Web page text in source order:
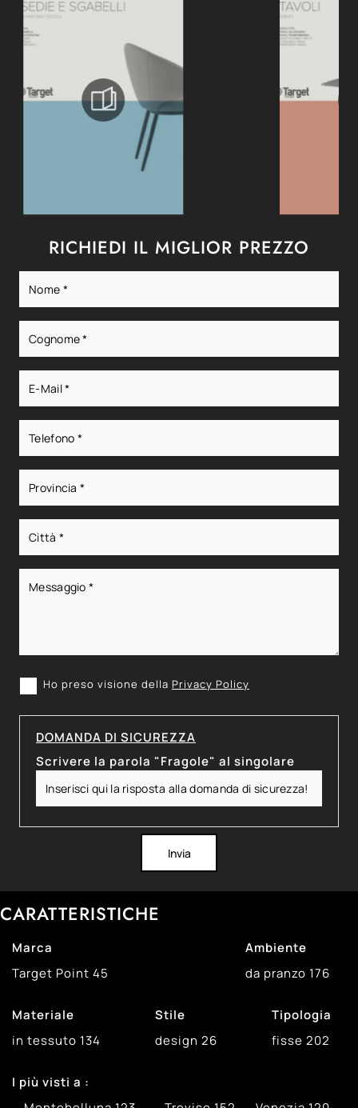
RICHIEDI IL MIGLIOR PREZZO
Ho preso visione della Privacy Policy
DOMANDA DI SICUREZZA
Scrivere la parola "Fragole" al singolare
Invia
CARATTERISTICHE
Marca
Target Point 45
Ambiente
da pranzo 176
Materiale
in tessuto 134
Stile
design 26
Tipologia
fisse 202
I più visti a :